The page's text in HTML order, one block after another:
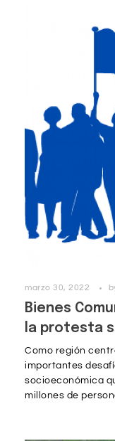
marzo 30, 2022
Bienes
la protesta
Como región
importantes
socioeconómica
millones de